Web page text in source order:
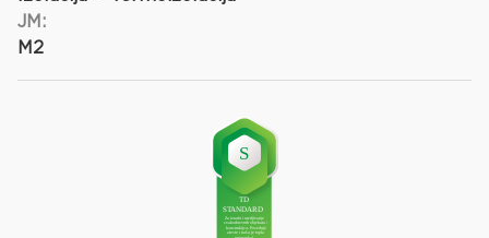
JM:
M2